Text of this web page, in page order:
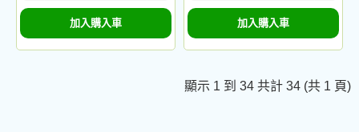
加入購入車 加入購入車
顯示 1 到 34 共計 34 (共 1 頁)